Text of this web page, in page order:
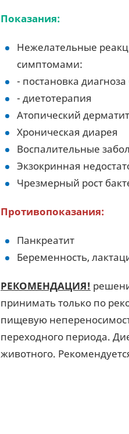
Показания:
Нежелательные
симптомами:
- постановка
- диетотерапия
Атопический
Хроническая диарея
Воспалительные
Экзокринная
Чрезмерный рост
Противопоказания:
Панкреатит
Беременность,
РЕКОМЕНДАЦИЯ!
принимать только по
пищевую
переходного периода.
животного.